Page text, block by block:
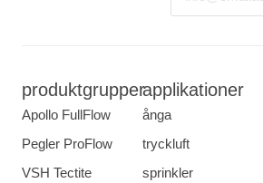
produktgrupper
Apollo FullFlow
Pegler ProFlow
VSH Tectite
applikationer
ånga
tryckluft
sprinkler